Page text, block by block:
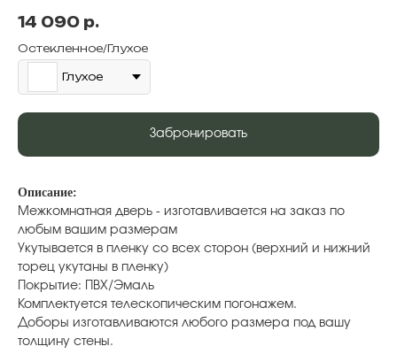
14 090 р.
Остекленное/Глухое
Глухое
Забронировать
Описание:
Межкомнатная дверь - изготавливается на заказ по
любым вашим размерам
Укутывается в пленку со всех сторон (верхний и нижний
торец укутаны в пленку)
Покрытие: ПВХ/Эмаль
Комплектуется телескопическим погонажем.
Доборы изготавливаются любого размера под вашу
толщину стены.